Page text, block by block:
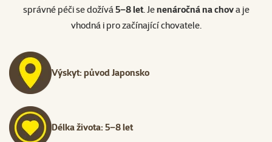
správné péči se dožívá 5–8 let. Jenenáročná na chova je
vhodná i pro začínající chovatele.
Výskyt: původ Japonsko
Délka života: 5–8 let